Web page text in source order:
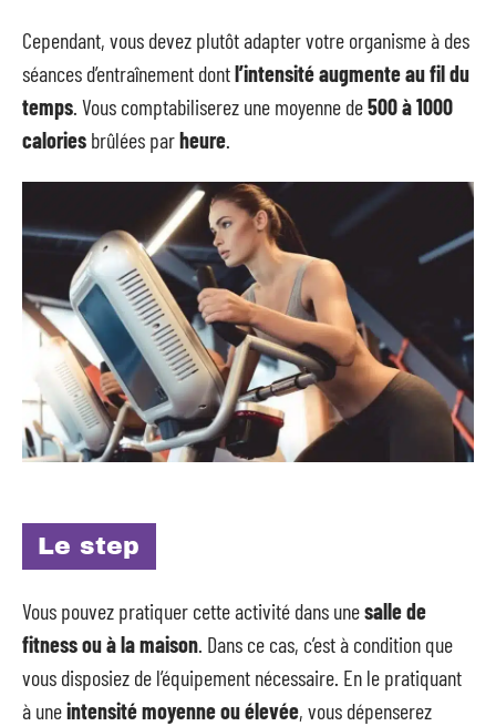
Cependant, vous devez plutôt adapter votre organisme à des
séances d’entraînement dontl’intensité augmente au fil du
temps. Vous comptabiliserez une moyenne de500 à 1000
calories brûlées parheure.
Le step
Vous pouvez pratiquer cette activité dans unesalle de
fitness ou à la maison. Dans ce cas, c’est à condition que
vous disposiez de l’équipement nécessaire. En le pratiquant
à uneintensité moyenne ou élevée, vous dépenserez